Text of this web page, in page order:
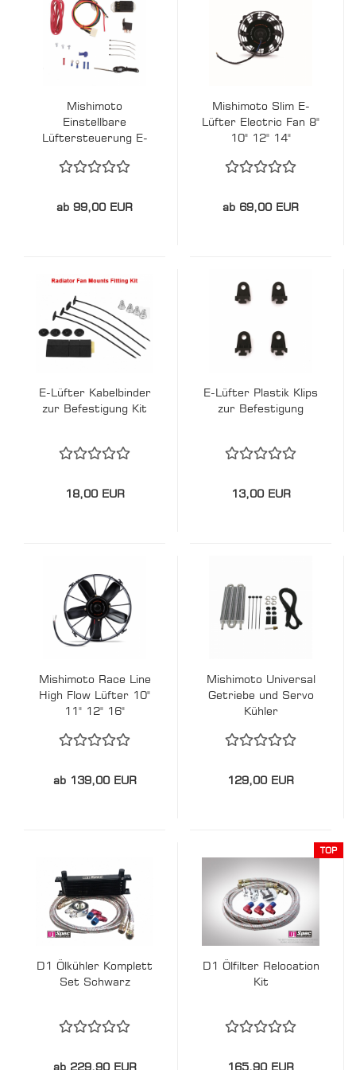
Mishimoto
Einstellbare
Lüftersteuerung E-
ab 99,00 EUR
Mishimoto Slim E-
Lüfter Electric Fan 8"
10" 12" 14"
ab 69,00 EUR
E-Lüfter Kabelbinder
zur Befestigung Kit
18,00 EUR
E-Lüfter Plastik Klips
zur Befestigung
13,00 EUR
Mishimoto Race Line
High Flow Lüfter 10"
11" 12" 16"
ab 139,00 EUR
Mishimoto Universal
Getriebe und Servo
Kühler
129,00 EUR
D1 Ölkühler Komplett
Set Schwarz
ab 229,90 EUR
TOP
D1 Ölfilter Relocation
Kit
165,90 EUR